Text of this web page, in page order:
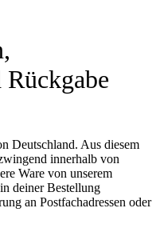
Rückgabe
Deutschland. Aus diesem
innerhalb von
Ware von unserem
deiner Bestellung
an Postfachadressen oder